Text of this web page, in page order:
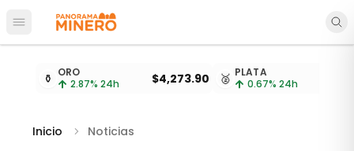
Abrir menú principal
Cotizaciones de metales actualizadas cada 15
⚱️ ORO
2.87% 24h $4,273.90 🥈 PLATA
0.67% 24h
Inicio Noticias